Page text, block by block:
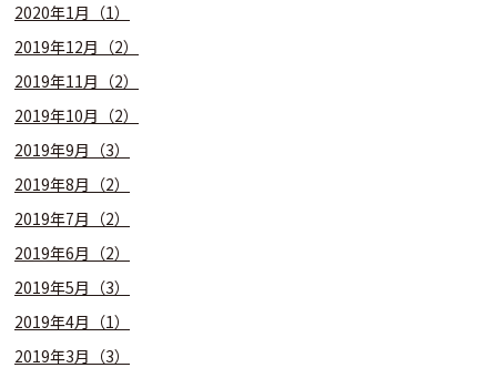
2020年1月（1）
2019年12月（2）
2019年11月（2）
2019年10月（2）
2019年9月（3）
2019年8月（2）
2019年7月（2）
2019年6月（2）
2019年5月（3）
2019年4月（1）
2019年3月（3）